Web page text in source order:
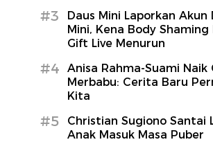
#3
Daus Mini Laporkan Akun
Mini, Kena Body Shaming
Gift Live Menurun
#4
Anisa Rahma-Suami Naik
Merbabu: Cerita Baru
Kita
#5
Christian Sugiono Santai
Anak Masuk Masa Puber